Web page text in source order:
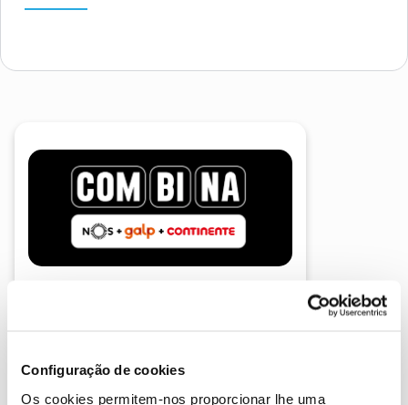
Configuração de cookies
Os cookies permitem-nos proporcionar lhe uma